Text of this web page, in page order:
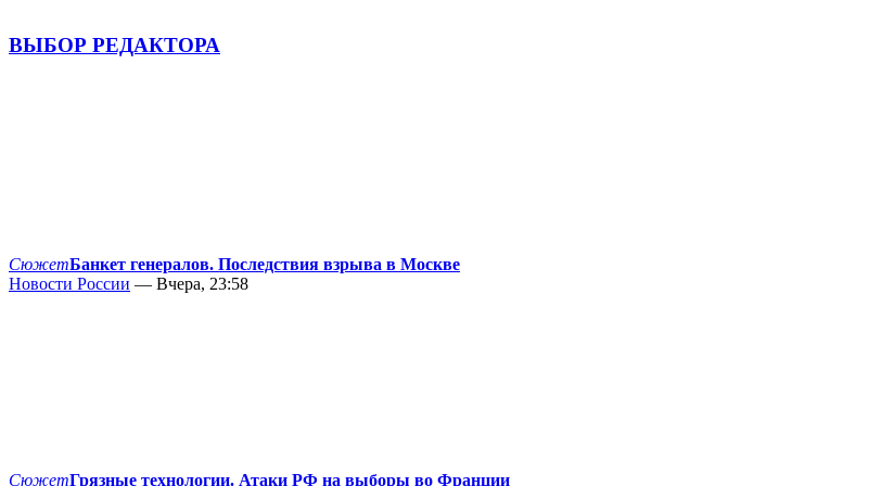
ВЫБОР РЕДАКТОРА
СюжетБанкет генералов. Последствия взрыва в Москве
Новости России — Вчера, 23:58
СюжетГрязные технологии. Атаки РФ на выборы во Франции